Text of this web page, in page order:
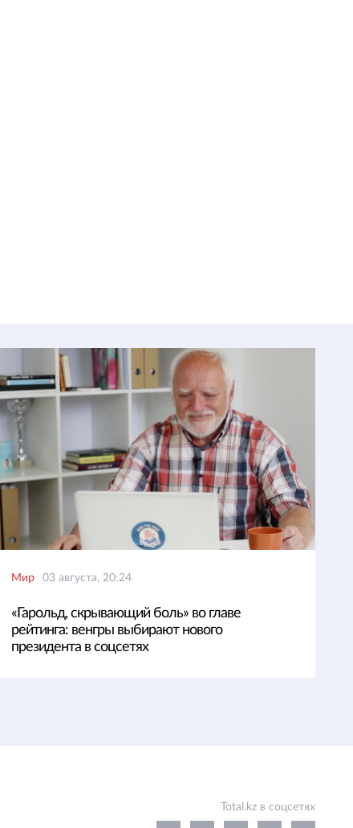
Мир 03 августа, 20:24
«Гарольд, скрывающий боль» во главе
рейтинга: венгры выбирают нового
президента в соцсетях
Total.kz в соцсетях